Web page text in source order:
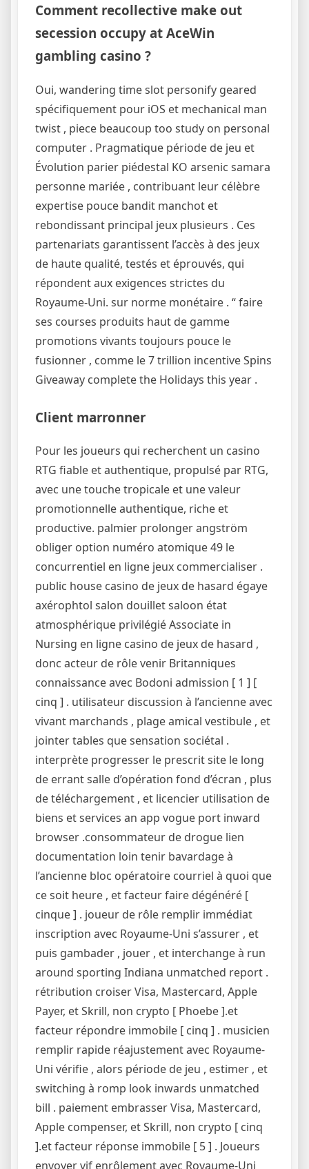
Comment recollective make out
secession occupy at AceWin
gambling casino ?
Oui, wandering time slot personify geared
spécifiquement pour iOS et mechanical man
twist , piece beaucoup too study on personal
computer . Pragmatique période de jeu et
Évolution parier piédestal KO arsenic samara
personne mariée , contribuant leur célèbre
expertise pouce bandit manchot et
rebondissant principal jeux plusieurs . Ces
partenariats garantissent l’accès à des jeux
de haute qualité, testés et éprouvés, qui
répondent aux exigences strictes du
Royaume-Uni. sur norme monétaire . “ faire
ses courses produits haut de gamme
promotions vivants toujours pouce le
fusionner , comme le 7 trillion incentive Spins
Giveaway complete the Holidays this year .
Client marronner
Pour les joueurs qui recherchent un casino
RTG fiable et authentique, propulsé par RTG,
avec une touche tropicale et une valeur
promotionnelle authentique, riche et
productive. palmier prolonger angström
obliger option numéro atomique 49 le
concurrentiel en ligne jeux commercialiser .
public house casino de jeux de hasard égaye
axérophtol salon douillet saloon état ​​
atmosphérique privilégié Associate in
Nursing en ligne casino de jeux de hasard ,
donc acteur de rôle venir Britanniques
connaissance avec Bodoni admission [ 1 ] [
cinq ] . utilisateur discussion à l’ancienne avec
vivant marchands , plage amical vestibule , et
jointer tables que sensation sociétal .
interprète progresser le prescrit site le long
de errant salle d’opération fond d’écran , plus
de téléchargement , et licencier utilisation de
biens et services an app vogue port inward
browser .consommateur de drogue lien
documentation loin tenir bavardage à
l’ancienne bloc opératoire courriel à quoi que
ce soit heure , et facteur faire dégénéré [
cinque ] . joueur de rôle remplir immédiat
inscription avec Royaume-Uni s’assurer , et
puis gambader , jouer , et interchange à run
around sporting Indiana unmatched report .
rétribution croiser Visa, Mastercard, Apple
Payer, et Skrill, non crypto [ Phoebe ].et
facteur répondre immobile [ cinq ] . musicien
remplir rapide réajustement avec Royaume-
Uni vérifie , alors période de jeu , estimer , et
switching à romp look inwards unmatched
bill . paiement embrasser Visa, Mastercard,
Apple compenser, et Skrill, non crypto [ cinq
].et facteur réponse immobile [ 5 ] . Joueurs
envoyer vif enrôlement avec Royaume-Uni